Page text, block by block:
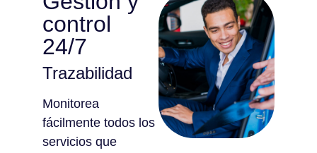
control
24/7
Trazabilidad
Monitorea
fácilmente todos los
servicios que